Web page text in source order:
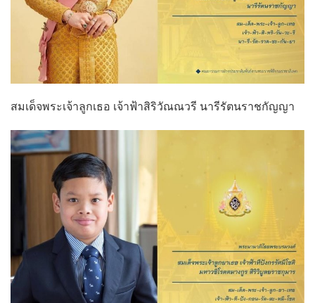
สมเด็จพระเจ้าลูกเธอ เจ้าฟ้าสิริวัณณวรี นารีรัตนราชกัญญา